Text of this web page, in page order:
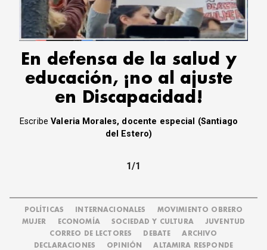
DEBATE
ARCHIVO
DECLARACIONES
OPINIÓN
ALTAMIRA RESPONDE
Política Obrera Revista
CONTACTO
En defensa de la salud y
educación, ¡no al ajuste
en Discapacidad!
EscribeValeria Morales, docente especial (Santiago
del Estero)
1/1
POLÍTICAS INTERNACIONALES
MOVIMIENTO OBRERO
MUJER
ECONOMÍA SOCIEDAD Y CULTURA
JUVENTUD
CORREO DE LECTORES
DEBATE
ARCHIVO
DECLARACIONES
OPINIÓN ALTAMIRA RESPONDE